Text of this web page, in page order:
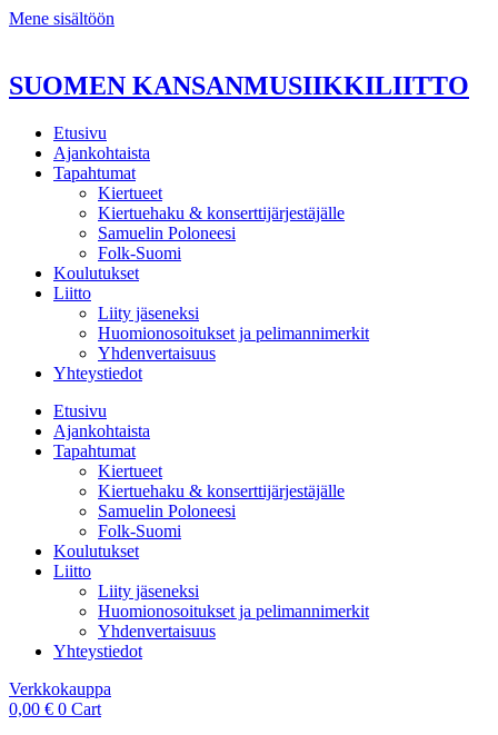
Mene sisältöön
SUOMEN KANSANMUSIIKKILIITTO
Etusivu
Ajankohtaista
Tapahtumat
Kiertueet
Kiertuehaku & konserttijärjestäjälle
Samuelin Poloneesi
Folk-Suomi
Koulutukset
Liitto
Liity jäseneksi
Huomionosoitukset ja pelimannimerkit
Yhdenvertaisuus
Yhteystiedot
Etusivu
Ajankohtaista
Tapahtumat
Kiertueet
Kiertuehaku & konserttijärjestäjälle
Samuelin Poloneesi
Folk-Suomi
Koulutukset
Liitto
Liity jäseneksi
Huomionosoitukset ja pelimannimerkit
Yhdenvertaisuus
Yhteystiedot
Verkkokauppa
0,00 € 0 Cart